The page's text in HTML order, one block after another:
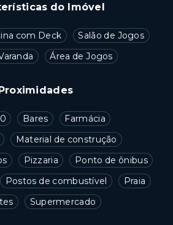
do Imóvel
com Deck
Salão de Jogos
Área de Jogos
Bares
Farmácia
Material de construção
Pizzaria
Ponto de ônibus
Postos de combustível
Praia
Supermercado